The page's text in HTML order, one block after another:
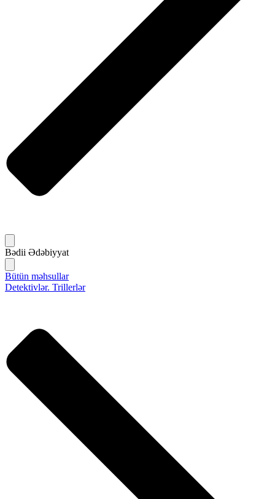
Bədii Ədəbiyyat
Bütün məhsullar
Detektivlər. Trillerlər